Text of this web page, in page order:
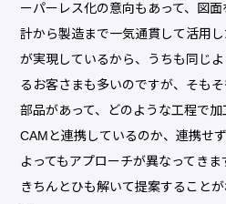
ーパーレス化の意向もあって、図
計から製造まで一気通貫して活用
が実現しているから、うちも同じ
るお客さまも多いのですが、そも
部品があって、どのような工程で
CAMと連携しているのか、連携せ
よってもアプローチが異なってき
きちんとひも解いて提案すること